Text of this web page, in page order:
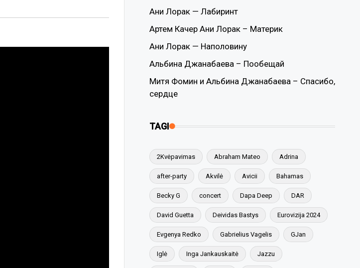
Ани Лорак — Лабиринт
Артем Качер Ани Лорак – Материк
Ани Лорак — Наполовину
Альбина Джанабаева – Пообещай
Митя Фомин и Альбина Джанабаева – Спасибо,
сердце
TAGI
2Kvėpavimas Abraham Mateo Adrina
after-party Akvilė Avicii Bahamas
Becky G concert Dapa Deep DAR
David Guetta Deividas Bastys Eurovizija 2024
Evgenya Redko Gabrielius Vagelis GJan
Iglė Inga Jankauskaitė Jazzu